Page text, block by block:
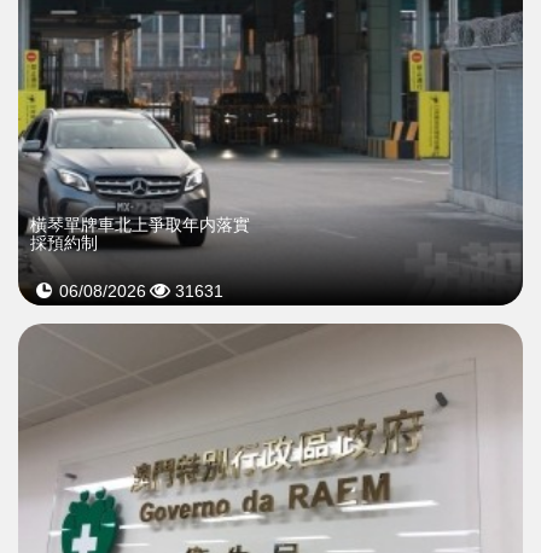
橫琴單牌車北上爭取年内落實
採預約制
06/08/2026 31631